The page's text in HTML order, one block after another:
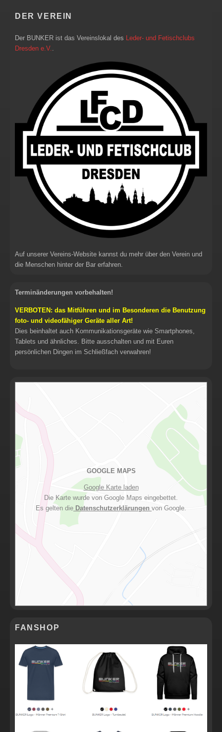
DER VEREIN
Der BUNKER ist das Vereinslokal des Leder- und Fetischclubs
Dresden e.V.
Auf unserer Vereins-Website kannst du mehr über den Verein und
die Menschen hinter der Bar erfahren.
Terminänderungen vorbehalten!
VERBOTEN: das Mitführen und im Besonderen die Benutzung
foto- und videofähiger Geräte aller Art!
Dies beinhaltet auch Kommunikationsgeräte wie Smartphones,
Tablets und ähnliches. Bitte ausschalten und mit Euren
persönlichen Dingen im Schließfach verwahren!
GOOGLE MAPS
Google Karte laden
Die Karte wurde von Google Maps eingebettet.
Es gelten die Datenschutzerklärungen von Google.
FANSHOP